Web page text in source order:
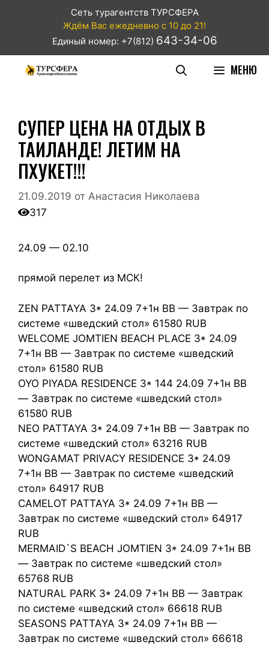
Сеть турагентств ТУРСФЕРА
Ждём Вас ежедневно с 10 до 21!
Единый номер: +7(812) 643-34-06
МЕНЮ
СУПЕР ЦЕНА НА ОТДЫХ В
ТАИЛАНДЕ! ЛЕТИМ НА
ПХУКЕТ!!!
21.09.2019 от Анастасия Николаева
317
24.09 — 02.10
прямой перелет из МСК!
ZEN PATTAYA 3* 24.09 7+1н BB — Завтрак по
системе «шведский стол» 61580 RUB
WELCOME JOMTIEN BEACH PLACE 3* 24.09
7+1н BB — Завтрак по системе «шведский
стол» 61580 RUB
OYO PIYADA RESIDENCE 3* 144 24.09 7+1н BB
— Завтрак по системе «шведский стол»
61580 RUB
NEO PATTAYA 3* 24.09 7+1н BB — Завтрак по
системе «шведский стол» 63216 RUB
WONGAMAT PRIVACY RESIDENCE 3* 24.09
7+1н BB — Завтрак по системе «шведский
стол» 64917 RUB
CAMELOT PATTAYA 3* 24.09 7+1н BB —
Завтрак по системе «шведский стол» 64917
RUB
MERMAID`S BEACH JOMTIEN 3* 24.09 7+1н BB
— Завтрак по системе «шведский стол»
65768 RUB
NATURAL PARK 3* 24.09 7+1н BB — Завтрак
по системе «шведский стол» 66618 RUB
SEASONS PATTAYA 3* 24.09 7+1н BB —
Завтрак по системе «шведский стол» 66618